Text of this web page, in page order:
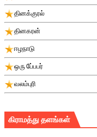
தினக்குரல்
தினகரன்
ஈழநாடு
ஒரு பே்பபர்
வலம்புரி
கிராமத்து தளங்கள்